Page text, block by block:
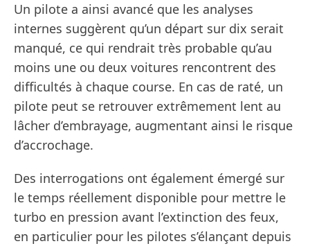
Un pilote a ainsi avancé que les analyses
internes suggèrent qu’un départ sur dix serait
manqué, ce qui rendrait très probable qu’au
moins une ou deux voitures rencontrent des
difficultés à chaque course. En cas de raté, un
pilote peut se retrouver extrêmement lent au
lâcher d’embrayage, augmentant ainsi le risque
d’accrochage.
Des interrogations ont également émergé sur
le temps réellement disponible pour mettre le
turbo en pression avant l’extinction des feux,
en particulier pour les pilotes s’élançant depuis